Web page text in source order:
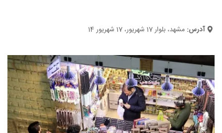
آدرس: مشهد، بلوار 17 شهریور، 17 شهریور 14